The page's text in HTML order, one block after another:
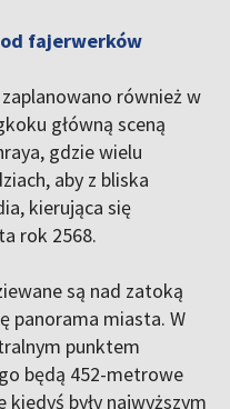
fajerwerków
również w
główną sceną
gdzie wielu
aby z bliska
kierująca się
rok 2568.
są nad zatoką
panorama miasta. W
punktem
będą 452-metrowe
były najwyższym